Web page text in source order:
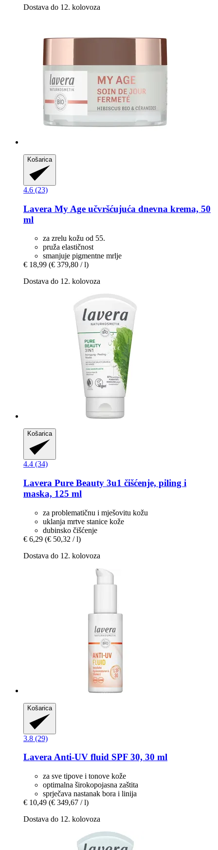
Dostava do 12. kolovoza
Košarica
4.6 (23)
Lavera My Age učvršćujuća dnevna krema, 50
ml
za zrelu kožu od 55.
pruža elastičnost
smanjuje pigmentne mrlje
€ 18,99 (€ 379,80 / l)
Dostava do 12. kolovoza
Košarica
4.4 (34)
Lavera Pure Beauty 3u1 čišćenje, piling i
maska, 125 ml
za problematičnu i mješovitu kožu
uklanja mrtve stanice kože
dubinsko čišćenje
€ 6,29 (€ 50,32 / l)
Dostava do 12. kolovoza
Košarica
3.8 (29)
LaveraAnti-​UV fluid SPF 30, 30 ml
za sve tipove i tonove kože
optimalna širokopojasna zaštita
sprječava nastanak bora i linija
€ 10,49 (€ 349,67 / l)
Dostava do 12. kolovoza